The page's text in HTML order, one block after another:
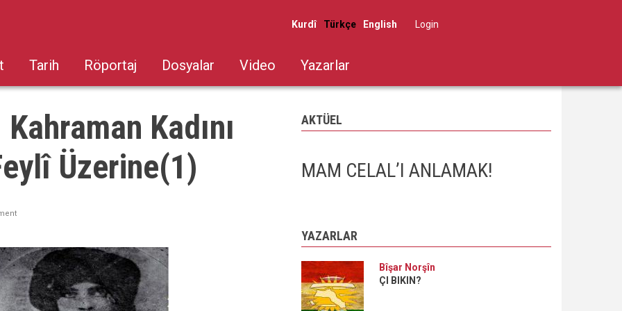
Kurdî Türkçe English
User
menu
Log in
Tarih Röportaj Dosyalar Video Yazarlar
Kadını
Üzerine(1)
AKTÜEL
MAM CELAL’I ANLAMAK!
YAZARLAR
Bîşar Norşîn
ÇI BIKIN?